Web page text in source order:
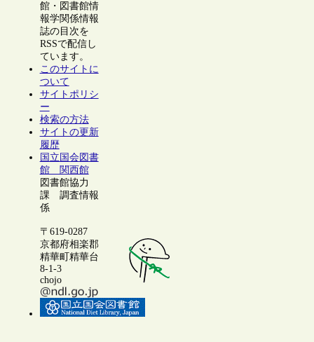
館・図書館情
報学関係情報
誌の目次を
RSSで配信し
ています。
このサイトに
ついて
サイトポリシ
ー
検索の方法
サイトの更新
履歴
国立国会図書
館 関西館
図書館協力
課 調査情報
係
〒619-0287
京都府相楽郡
精華町精華台
8-1-3
chojo